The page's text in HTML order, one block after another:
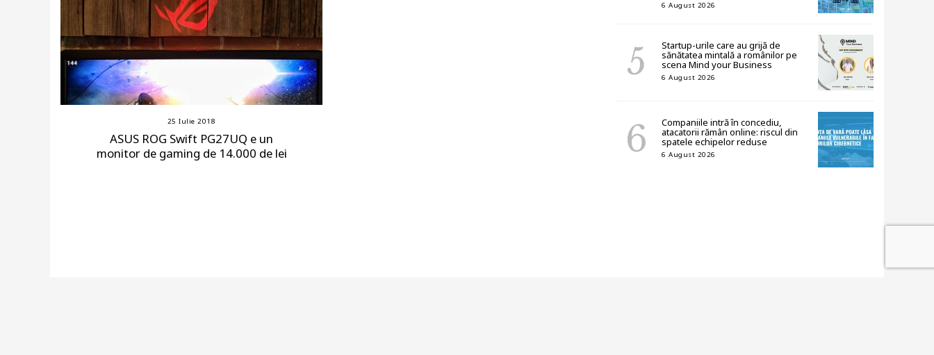
25 Iulie 2018
ASUS ROG Swift PG27UQ e un
monitor de gaming de 14.000 de lei
6 August 2026
Startup-urile care au grijă de
sănătatea mintală a românilor pe
scena Mind your Business
6 August 2026
Companiile intră în concediu,
atacatorii rămân online: riscul din
spatele echipelor reduse
6 August 2026